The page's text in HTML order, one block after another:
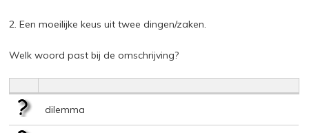
2. Een moeilijke keus uit twee dingen/zaken.
Welk woord past bij de omschrijving?
dilemma